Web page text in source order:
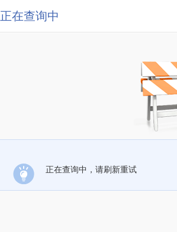
正在查询中
正在查询中，请刷新重试